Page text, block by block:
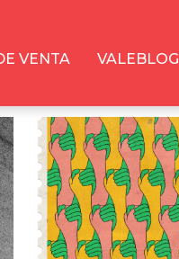
VENTA VALEBLOG